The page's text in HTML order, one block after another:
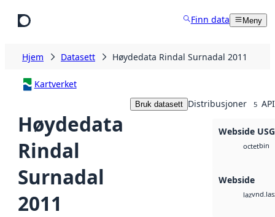
Finn data Meny
Hjem Datasett Høydedata Rindal Surnadal 2011
Kartverket
Høydedata
Rindal
Surnadal
2011
Bruk datasett Distribusjoner 5
Webside
octetbin
Webside
laz